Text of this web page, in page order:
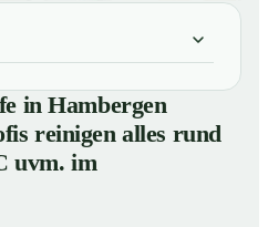
gesucht? Unsere
um Küche, Bad, WC uvm. im
Putzhilfe in Hambergen
in Hambergen
reinigen alles rund
uvm. im